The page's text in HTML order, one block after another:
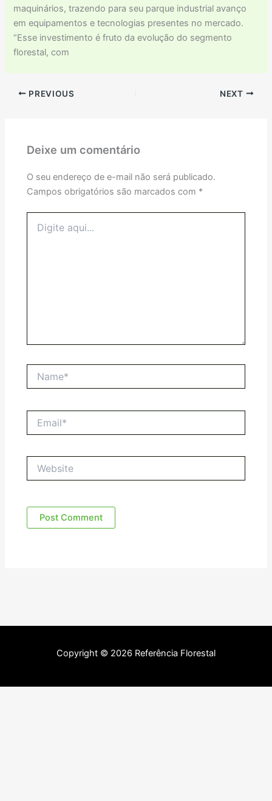
maquinários, trazendo para seu parque industrial avanço
em equipamentos e tecnologias presentes no mercado.
“Esse investimento é fruto da evolução do segmento
florestal, com
PREVIOUS NEXT
Deixe um comentário
O seu endereço de e-mail não será publicado.
Campos obrigatórios são marcados com *
aqui...
Copyright © 2026 Referência Florestal